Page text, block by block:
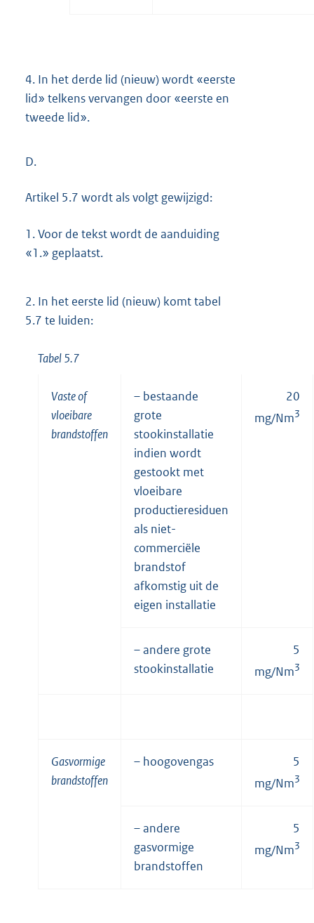
4. In het derde lid (nieuw) wordt «eerste
lid» telkens vervangen door «eerste en
tweede lid».
D.
Artikel 5.7 wordt als volgt gewijzigd:
1.Voor de tekst wordt de aanduiding
«1.» geplaatst.
2. In het eerste lid (nieuw) komt tabel
5.7 te luiden:
Tabel 5.7
Vaste of
vloeibare
brandstoffen
– bestaande
grote
stookinstallatie
indien wordt
gestookt met
vloeibare
productieresiduen
als niet-
commerciële
brandstof
afkomstig uit de
eigen installatie
20
mg/Nm3
– andere grote
stookinstallatie
5
mg/Nm3
Gasvormige
brandstoffen
– hoogovengas
5
mg/Nm3
– andere
gasvormige
brandstoffen
5
mg/Nm3